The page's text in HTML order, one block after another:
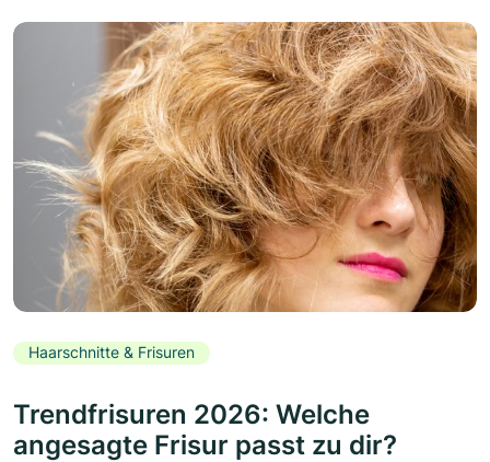
Haarschnitte & Frisuren
Trendfrisuren 2026: Welche
angesagte Frisur passt zu dir?